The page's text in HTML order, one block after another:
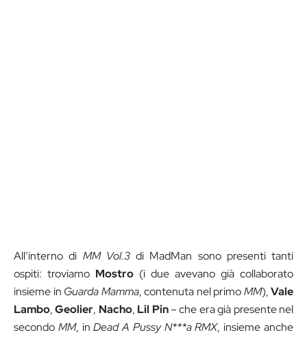
All’interno di MM Vol.3di MadMan sono presenti tanti
ospiti: troviamo Mostro (i due avevano già collaborato
insieme in Guarda Mamma, contenuta nel primoMM),Vale
Lambo,Geolier, Nacho, Lil Pin– che era già presente nel
secondo MM, inDead A Pussy N***a RMX, insieme anche